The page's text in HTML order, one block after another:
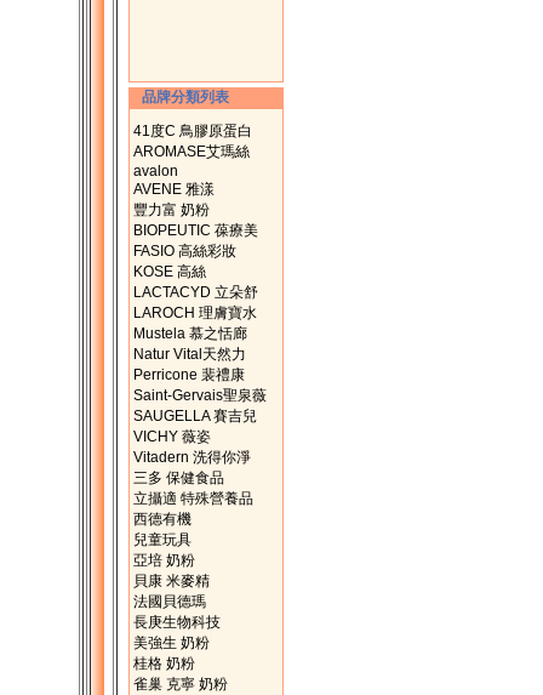
品牌分類列表
41度C 鳥膠原蛋白
AROMASE艾瑪絲
avalon
AVENE 雅漾
豐力富 奶粉
BIOPEUTIC 葆療美
FASIO 高絲彩妝
KOSE 高絲
LACTACYD 立朵舒
LAROCH 理膚寶水
Mustela 慕之恬廊
Natur Vital天然力
Perricone 裴禮康
Saint-Gervais聖泉薇
SAUGELLA 賽吉兒
VICHY 薇姿
Vitadern 洗得你淨
三多 保健食品
立攝適 特殊營養品
西德有機
兒童玩具
亞培 奶粉
貝康 米麥精
法國貝德瑪
長庚生物科技
美強生 奶粉
桂格 奶粉
雀巢 克寧 奶粉